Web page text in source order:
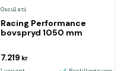
Osculati
Racing Performance
bovspryd 1050 mm
7.219 kr